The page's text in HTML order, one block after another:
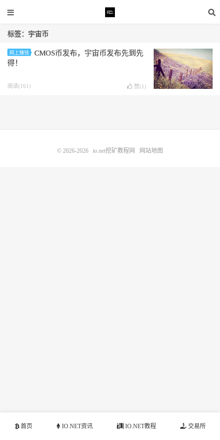
标签：宇宙币
网上赚钱
CMOS币发布，宇宙币发布先到先
得！
阅读(161) 赞(1 )
首页 IO.NET资讯 IO.NET教程 交易所
© 2026-2026 io.net挖矿教程网 网站地图